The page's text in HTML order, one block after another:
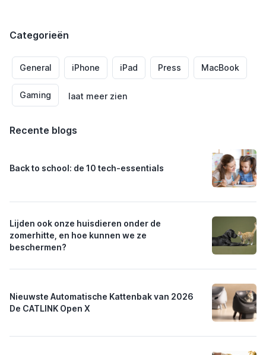
Categorieën
General iPhone iPad Press MacBook
Gaming laat meer zien
Recente blogs
Back to school: de 10 tech-essentials
Lijden ook onze huisdieren onder de
zomerhitte, en hoe kunnen we ze
beschermen?
Nieuwste Automatische Kattenbak van 2026
De CATLINK Open X
bovenaan de back-to-schoollijstjes staan, gesorteerd
producten vind je bij SB Supply, dus je kunt deze lijst als
checklist gebruiken en het hele schooljaar in één order
regelen.